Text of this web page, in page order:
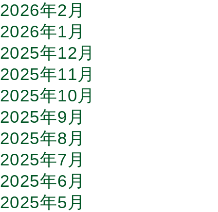
2026年2月
2026年1月
2025年12月
2025年11月
2025年10月
2025年9月
2025年8月
2025年7月
2025年6月
2025年5月